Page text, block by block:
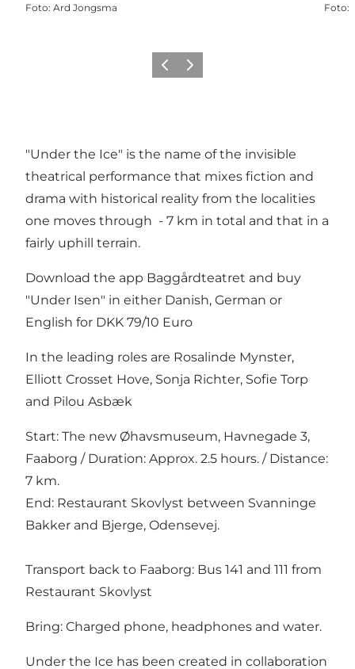
Foto: Ard Jongsma Foto:
Precedente
Avanti
"Under the Ice" is the name of the invisible
theatrical performance that mixes fiction and
drama with historical reality from the localities
one moves through - 7 km in total and that in a
fairly uphill terrain.
Download the app Baggårdteatret and buy
"Under Isen" in either Danish, German or
English for DKK 79/10 Euro
In the leading roles are Rosalinde Mynster,
Elliott Crosset Hove, Sonja Richter, Sofie Torp
and Pilou Asbæk
Start: The new Øhavsmuseum, Havnegade 3,
Faaborg / Duration: Approx. 2.5 hours. / Distance:
7 km.
End: Restaurant Skovlyst between Svanninge
Bakker and Bjerge, Odensevej.
Transport back to Faaborg: Bus 141 and 111 from
Restaurant Skovlyst
Bring: Charged phone, headphones and water.
Under the Ice has been created in collaboration